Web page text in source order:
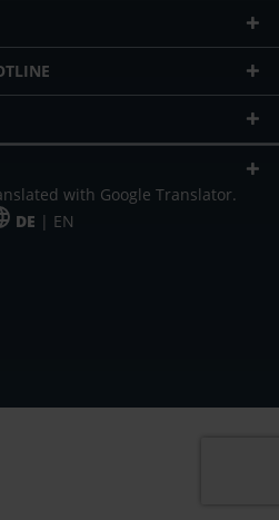
with Google Translator.
DE | EN